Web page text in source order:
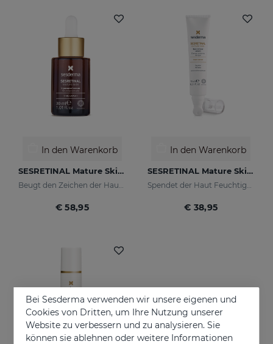
In den Warenkorb
SESRETINAL Mature Skin Liposomales Serum
Beugt den Zeichen der Hautalterung bei reifer Haut vor und mildert sie
€ 58,95
In den Warenkorb
SESRETINAL Mature Skin Augenkontur-Gel
Spendet der Haut Feuchtigkeit und mildert Falten
€ 38,95
Bei Sesderma verwenden wir unsere eigenen und
Cookies von Dritten, um Ihre Nutzung unserer
Website zu verbessern und zu analysieren. Sie
können sie ablehnen oder weitere Informationen